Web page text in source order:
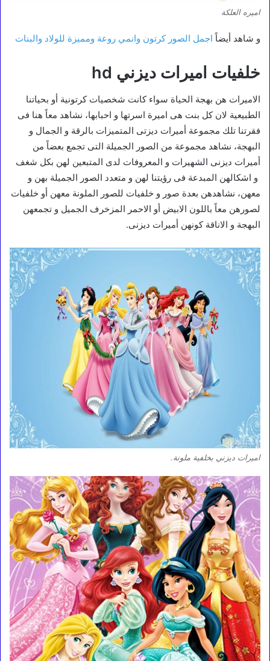
اميره العلكة
و شاهد أيضاً اجمل الصور كرتون وانمي روعة ومميزة للولاد والبنات
خلفيات اميرات ديزني hd
الاميرات هن بهجة الحياة سواء كانت شخصيات كرتونية أو بحياتنا
الطبيعية لان كل بنت هى اميرة اسرتها و احبابها، نشاهد معاً هنا فى
فقرتنا تلك مجموعة أميرات ديزتى المتميزات بالرقة و الجمال و
البهجة، نشاهد مجموعة من الصور الجميلة التى تجمع بعضاً من
أميرات ديزنى الشهيرات و المعروفات لدى المتبعين لهن بكل شغف
و اشكالهن المبدعة فى رؤيتنا لهن و متعدد الصور الجميلة بهن و
معهن، نشاهدهن بعدة صور و خلفيات للصور الملونة معهن أو خلفيات
لصورهن معاً باللون الابيض أو الاحمر المزخرف الجميل و تجمعهن
البهجة و الاناقة كونهن أميرات ديزنى.
اميرات ديزني بخلفية ملونة.